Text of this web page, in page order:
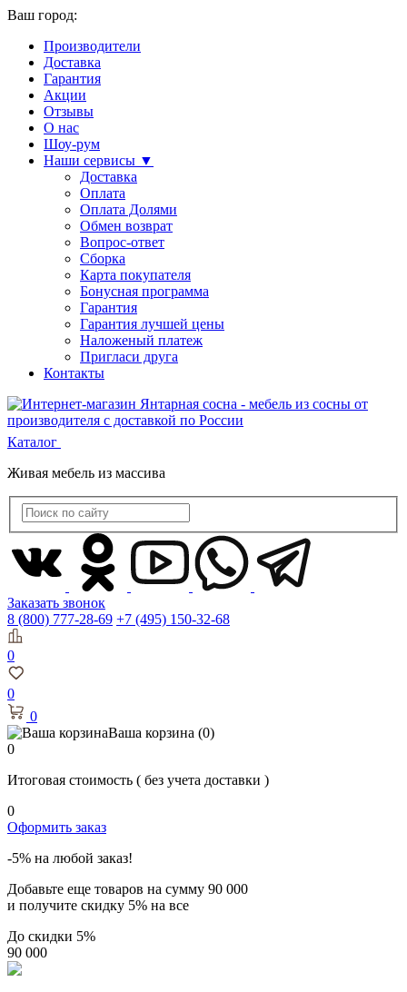
Ваш город:
Производители
Доставка
Гарантия
Акции
Отзывы
О нас
Шоу-рум
Наши сервисы ▼
Доставка
Оплата
Оплата Долями
Обмен возврат
Вопрос-ответ
Сборка
Карта покупателя
Бонусная программа
Гарантия
Гарантия лучшей цены
Наложеный платеж
Пригласи друга
Контакты
Каталог
Живая мебель из массива
Заказать звонок
8 (800) 777-28-69 +7 (495) 150-32-68
0
0
0
Ваша корзина (0)
0
Итоговая стоимость ( без учета доставки )
0
Оформить заказ
-5% на любой заказ!
Добавьте еще товаров на сумму 90 000
и получите скидку 5% на все
До скидки 5%
90 000